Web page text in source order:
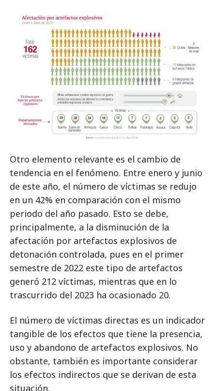
Otro elemento relevante es el cambio de
tendencia en el fenómeno. Entre enero y junio
de este año, el número de víctimas se redujo
en un 42% en comparación con el mismo
periodo del año pasado. Esto se debe,
principalmente, a la disminución de la
afectación por artefactos explosivos de
detonación controlada, pues en el primer
semestre de 2022 este tipo de artefactos
generó 212 víctimas, mientras que en lo
trascurrido del 2023 ha ocasionado 20.
El número de víctimas directas es un indicador
tangible de los efectos que tiene la presencia,
uso y abandono de artefactos explosivos. No
obstante, también es importante considerar
los efectos indirectos que se derivan de esta
situación.